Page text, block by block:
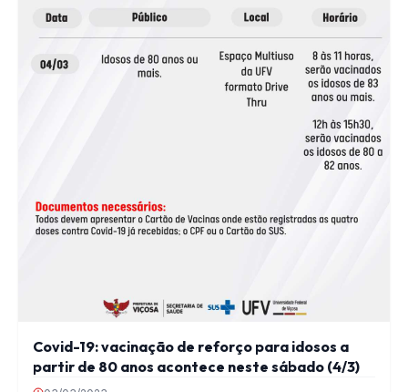
Covid-19: vacinação de reforço para idosos a
partir de 80 anos acontece neste sábado (4/3)